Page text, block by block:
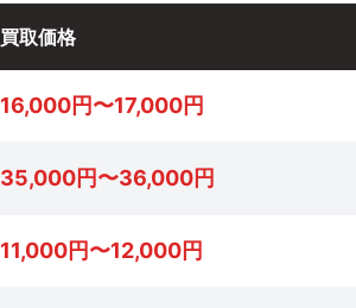
買取価格
16,000円〜17,000円
35,000円〜36,000円
11,000円〜12,000円